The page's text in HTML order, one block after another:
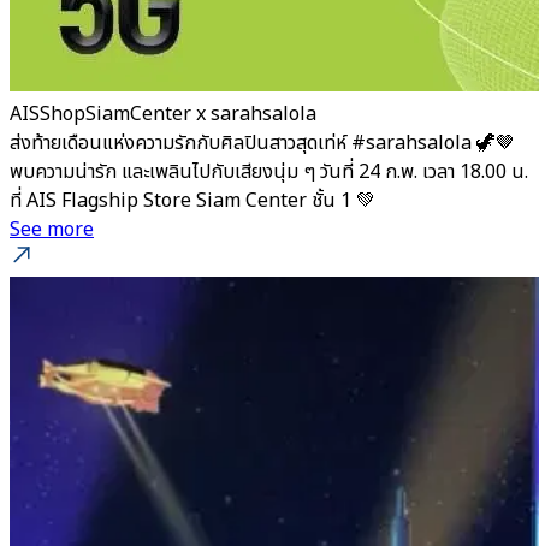
AISShopSiamCenter x sarahsalola
ส่งท้ายเดือนแห่งความรักกับศิลปินสาวสุดเท่ห์ #sarahsalola 🦖🤎
พบความน่ารัก และเพลินไปกับเสียงนุ่ม ๆ วันที่ 24 ก.พ. เวลา 18.00 น.
ที่ AIS Flagship Store Siam Center ชั้น 1 💚
See more